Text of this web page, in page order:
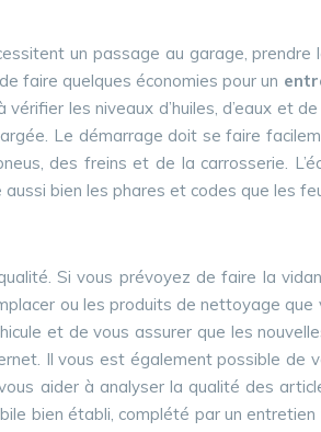
un passage au garage, prendre
faire quelques économies pour un
les niveaux d’huiles, d’eaux et
Le démarrage doit se faire
des freins et de la carrosserie.
bien les phares et codes que les
Si vous prévoyez de faire la
ou les produits de nettoyage que
et de vous assurer que les
Il vous est également possible de
aider à analyser la qualité des
bien établi, complété par un